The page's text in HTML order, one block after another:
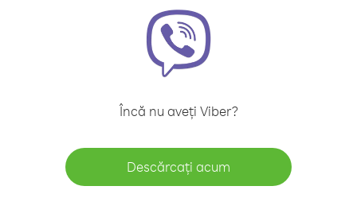
Încă nu aveți Viber?
Descărcați acum